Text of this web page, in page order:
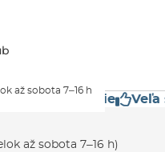
až sobota 7–16 h
doručenie Veľa
až sobota 7–16 h)